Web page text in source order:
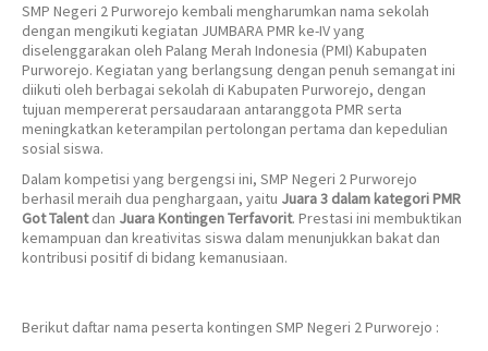
SMP Negeri 2 Purworejo kembali mengharumkan nama sekolah
dengan mengikuti kegiatan JUMBARA PMR ke-IV yang
diselenggarakan oleh Palang Merah Indonesia (PMI) Kabupaten
Purworejo. Kegiatan yang berlangsung dengan penuh semangat ini
diikuti oleh berbagai sekolah di Kabupaten Purworejo, dengan
tujuan mempererat persaudaraan antaranggota PMR serta
meningkatkan keterampilan pertolongan pertama dan kepedulian
sosial siswa.
Dalam kompetisi yang bergengsi ini, SMP Negeri 2 Purworejo
berhasil meraih dua penghargaan, yaitu Juara 3 dalam kategori PMR
Got Talentdan Juara Kontingen Terfavorit. Prestasi ini membuktikan
kemampuan dan kreativitas siswa dalam menunjukkan bakat dan
kontribusi positif di bidang kemanusiaan.
Berikut daftar nama peserta kontingen SMP Negeri 2 Purworejo :